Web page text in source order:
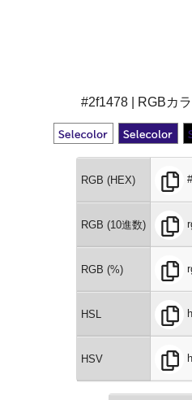
#2f1478 | RGBカ
RGB (HEX)
RGB (10進数)
RGB (%)
HSL
HSV